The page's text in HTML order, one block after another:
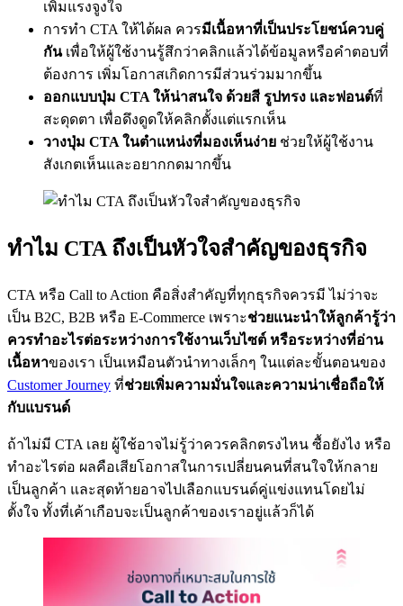
เพิ่มแรงจูงใจ
การทำ CTA ให้ได้ผล ควรมีเนื้อหาที่เป็นประโยชน์ควบคู่
กันเพื่อให้ผู้ใช้งานรู้สึกว่าคลิกแล้วได้ข้อมูลหรือคำตอบที่
ต้องการ เพิ่มโอกาสเกิดการมีส่วนร่วมมากขึ้น
ออกแบบปุ่ม CTA ให้น่าสนใจ ด้วยสี รูปทรง และฟอนต์ที่
สะดุดตา เพื่อดึงดูดให้คลิกตั้งแต่แรกเห็น
วางปุ่ม CTA ในตำแหน่งที่มองเห็นง่าย ช่วยให้ผู้ใช้งาน
สังเกตเห็นและอยากกดมากขึ้น
ทำไม CTA ถึงเป็นหัวใจสำคัญของธุรกิจ
CTA หรือ Call to Action คือสิ่งสำคัญที่ทุกธุรกิจควรมี ไม่ว่าจะ
เป็น B2C, B2B หรือ E-Commerce เพราะช่วยแนะนำให้ลูกค้ารู้ว่า
ควรทำอะไรต่อระหว่างการใช้งานเว็บไซต์ หรือระหว่างที่อ่าน
เนื้อหาของเรา เป็นเหมือนตัวนำทางเล็กๆ ในแต่ละขั้นตอนของ
Customer Journey ที่ช่วยเพิ่มความมั่นใจและความน่าเชื่อถือให้
กับแบรนด์
ถ้าไม่มี CTA เลย ผู้ใช้อาจไม่รู้ว่าควรคลิกตรงไหน ซื้อยังไง หรือ
ทำอะไรต่อ ผลคือเสียโอกาสในการเปลี่ยนคนที่สนใจให้กลาย
เป็นลูกค้า และสุดท้ายอาจไปเลือกแบรนด์คู่แข่งแทนโดยไม่
ตั้งใจ ทั้งที่เค้าเกือบจะเป็นลูกค้าของเราอยู่แล้วก็ได้